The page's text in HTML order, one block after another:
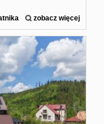
zobacz więcej